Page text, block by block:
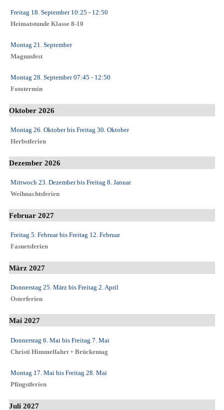
Freitag 18. September10:25 - 12:50
Heimatstunde Klasse 8-10
Montag 21. September
Magnusfest
Montag 28. September07:45 - 12:50
Fototermin
Oktober 2026
Montag 26. Oktoberbis Freitag 30. Oktober
Herbstferien
Dezember 2026
Mittwoch 23. Dezemberbis Freitag 8. Januar
Weihnachtsferien
Februar 2027
Freitag 5. Februarbis Freitag 12. Februar
Fasnetsferien
März 2027
Donnerstag 25. März bis Freitag 2. April
Osterferien
Mai 2027
Donnerstag 6. Mai bis Freitag 7. Mai
Christi Himmelfahrt + Brückentag
Montag 17. Mai bis Freitag 28. Mai
Pfingstferien
Juli 2027